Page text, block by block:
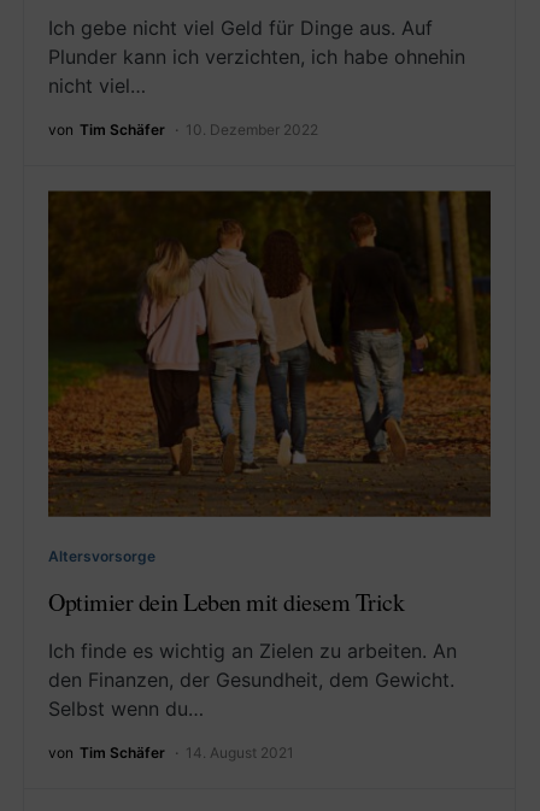
Ich gebe nicht viel Geld für Dinge aus. Auf
Plunder kann ich verzichten, ich habe ohnehin
nicht viel…
von Tim Schäfer 10. Dezember 2022
Altersvorsorge
Optimier dein Leben mit diesem Trick
Ich finde es wichtig an Zielen zu arbeiten. An
den Finanzen, der Gesundheit, dem Gewicht.
Selbst wenn du…
von Tim Schäfer 14. August 2021